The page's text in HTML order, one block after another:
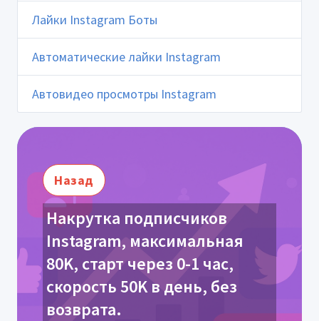
Лайки Instagram Боты
Автоматические лайки Instagram
Автовидео просмотры Instagram
Назад
Накрутка подписчиков
Instagram, максимальная
80K, старт через 0-1 час,
скорость 50K в день, без
возврата.